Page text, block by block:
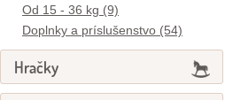
Od 15 - 36 kg (9)
Doplnky a príslušenstvo (54)
Hračky